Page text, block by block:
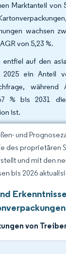
Marktanteil von
wachsen
von 5,23 %.
auf den
ein Anteil
% bis 2031 die
ist.
und
des proprietären
und mit den
bis 2026
von